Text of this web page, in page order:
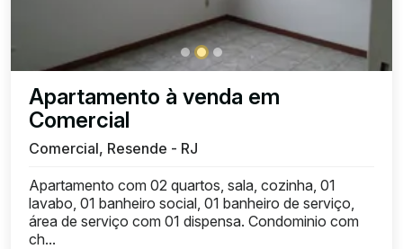
Apartamento à venda em
Comercial
Comercial, Resende - RJ
Apartamento com 02 quartos, sala, cozinha, 01
lavabo, 01 banheiro social, 01 banheiro de serviço,
área de serviço com 01 dispensa. Condominio com
ch...